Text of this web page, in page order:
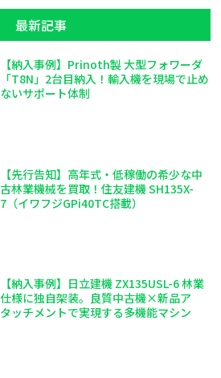
最新記事
【納入事例】Prinoth製 大型フォワーダ
「T8N」2台目納入！輸入機を現場で止め
ないサポート体制
【先行告知】高年式・低稼働の希少な中
古林業機械を買取！住友建機 SH135X-
7（イワフジGPi40TC搭載）
【納入事例】日立建機 ZX135USL-6 林業
仕様に独自架装。良質中古機×新品ア
タッチメントで実現する多機能マシン